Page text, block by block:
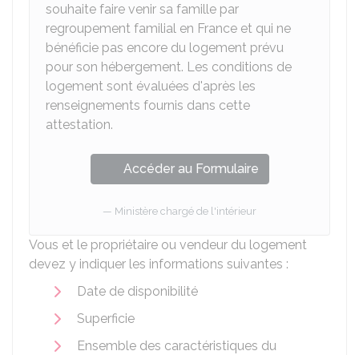
souhaite faire venir sa famille par
regroupement familial en France et qui ne
bénéficie pas encore du logement prévu
pour son hébergement. Les conditions de
logement sont évaluées d'après les
renseignements fournis dans cette
attestation.
Accéder au Formulaire
Ministère chargé de l'intérieur
Vous et le propriétaire ou vendeur du logement
devez y indiquer les informations suivantes :
Date de disponibilité
Superficie
Ensemble des caractéristiques du